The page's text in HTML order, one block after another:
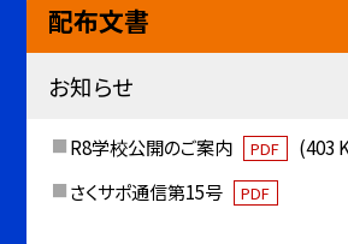
配布文書
お知らせ
R8学校公開のご案内 PDF
(403
さくサポ通信第15号
PDF